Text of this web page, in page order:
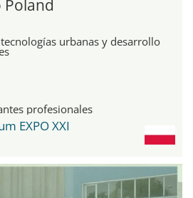
Poland
urbanas y desarrollo
profesionales
EXPO XXI